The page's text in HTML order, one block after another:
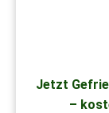
Jetzt
–